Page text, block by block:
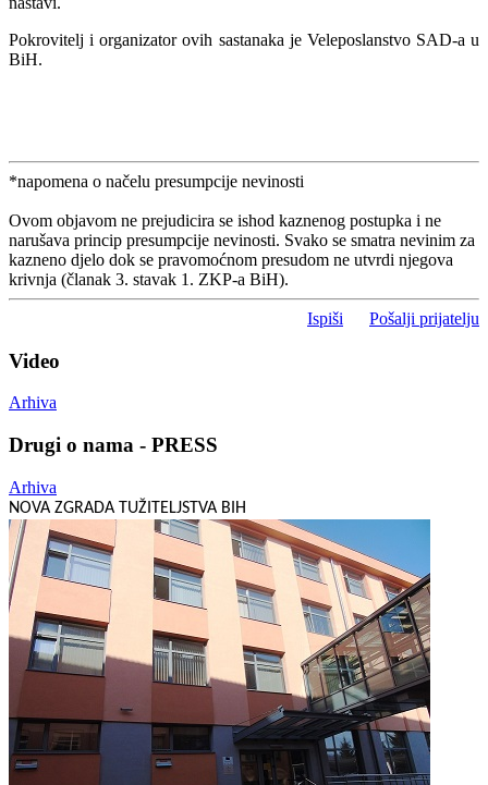
Pokrovitelj i organizator ovih sastanaka je Veleposlanstvo SAD-a u
BiH.
*napomena o načelu presumpcije nevinosti
Ovom objavom ne prejudicira se ishod kaznenog postupka i ne
narušava princip presumpcije nevinosti. Svako se smatra nevinim za
kazneno djelo dok se pravomoćnom presudom ne utvrdi njegova
krivnja (članak 3. stavak 1. ZKP-a BiH).
Ispiši Pošalji prijatelju
Video
Arhiva
Drugi o nama - PRESS
Arhiva
NOVA ZGRADA TUŽITELJSTVA BIH